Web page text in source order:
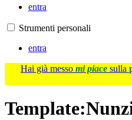
entra
Strumenti personali
entra
Hai già messo mi piace sulla
Template: